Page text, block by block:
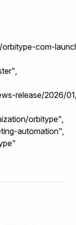
com-
release/2026/
orbitype",
automation",